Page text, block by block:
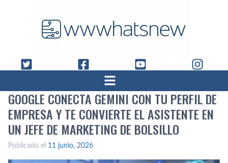
GOOGLE CONECTA GEMINI CON TU PERFIL DE
EMPRESA Y TE CONVIERTE EL ASISTENTE EN
UN JEFE DE MARKETING DE BOLSILLO
Publicado el 11 junio, 2026